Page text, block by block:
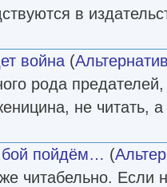
в
война (
рода
не читать,
пойдём… (
читабельно. Если